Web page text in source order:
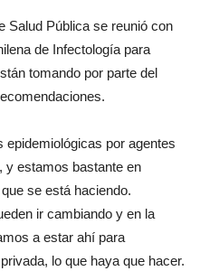
Salud Pública se reunió con
de Infectología para
tomando por parte del
epidemiológicas por agentes
y estamos bastante en
se está haciendo.
ir cambiando y en la
a estar ahí para
lo que haya que hacer.